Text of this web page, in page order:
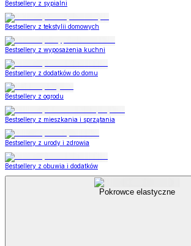
Bestsellery z sypialni
Bestsellery z tekstylii domowych
Bestsellery z wyposażenia kuchni
Bestsellery z dodatków do domu
Bestsellery z ogrodu
Bestsellery z mieszkania i sprzątania
Bestsellery z urody i zdrowia
Bestsellery z obuwia i dodatków
Pokrowce elastyczne